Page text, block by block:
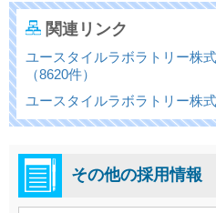
関連リンク
ユースタイルラボラトリー株
（8620件）
ユースタイルラボラトリー株
その他の採用情報